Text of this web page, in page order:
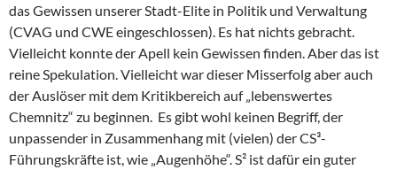
das Gewissen unserer Stadt-Elite in Politik und Verwaltung
(CVAG und CWE eingeschlossen). Es hat nichts gebracht.
Vielleicht konnte der Apell kein Gewissen finden. Aber das ist
reine Spekulation. Vielleicht war dieser Misserfolg aber auch
der Auslöser mit dem Kritikbereich auf „lebenswertes
Chemnitz“ zu beginnen. Es gibt wohl keinen Begriff, der
unpassender in Zusammenhang mit (vielen) der CS³-
Führungskräfte ist, wie „Augenhöhe“. S² ist dafür ein guter